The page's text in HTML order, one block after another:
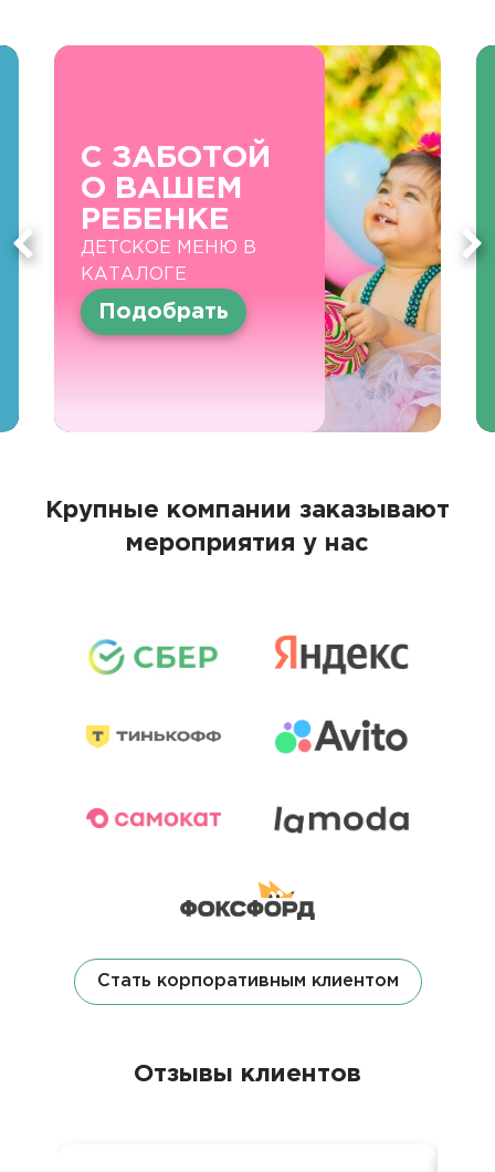
С ЗАБОТОЙ
О ВАШЕМ
РЕБЕНКЕ
ДЕТСКОЕ МЕНЮ В
КАТАЛОГЕ
Подобрать
Крупные компании заказывают
мероприятия у нас
Стать корпоративным клиентом
Отзывы клиентов